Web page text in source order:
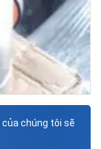
của chúng tôi sẽ